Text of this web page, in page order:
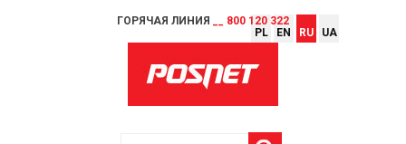
ГОРЯЧАЯ ЛИНИЯ __ 800 120 322
PL
EN RU UA